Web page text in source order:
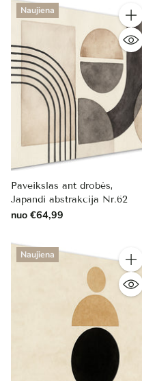
Naujiena
Kiekis
Paveikslas ant drobės,
Japandi abstrakcija Nr.62
nuo €64,99
Naujiena
Kiekis